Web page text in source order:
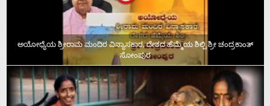
ಅಯೋಧ್ಯೆಯ ಶ್ರೀರಾಮ ಮಂದಿರ ವಿನ್ಯಾಸಕಾರ, ದೇಶದ ಹೆಮ್ಮೆಯ ಶಿಲ್ಪಿ ಶ್ರೀ ಚಂದ್ರಕಾಂತ್‌
ಸೋಂಪುರ